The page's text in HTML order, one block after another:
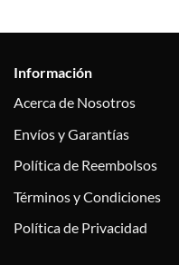
Información
Acerca de Nosotros
Envíos y Garantías
Política de Reembolsos
Términos y Condiciones
Política de Privacidad